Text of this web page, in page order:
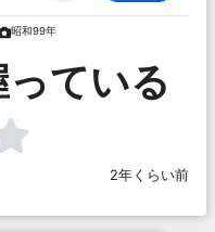
昭和99年
ている
2年くらい前